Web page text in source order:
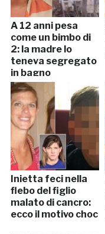
A 12 anni pesa
come un bimbo di
2: la madre lo
teneva segregato
in bagno
Inietta feci nella
flebo del figlio
malato di cancro:
ecco il motivo choc